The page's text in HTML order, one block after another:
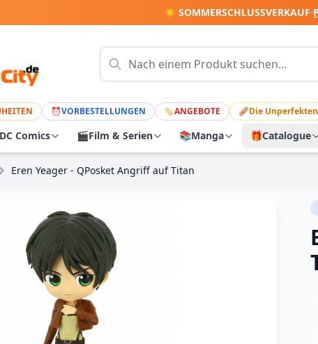
☀️ SOMMERSCHLUSSVERKAUF·
⏰VORBESTELLUNGEN 🏷ANGEBOTE 🩹Die Unperfekten
Comics 🎬Film & Serien 📚Manga 🎁Catalogue
Eren Yeager - QPosket Angriff auf Titan